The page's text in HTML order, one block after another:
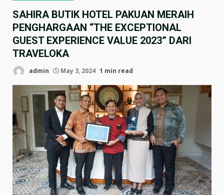
SAHIRA BUTIK HOTEL PAKUAN MERAIH
PENGHARGAAN “THE EXCEPTIONAL
GUEST EXPERIENCE VALUE 2023” DARI
TRAVELOKA
admin May 3, 2024 1 min read